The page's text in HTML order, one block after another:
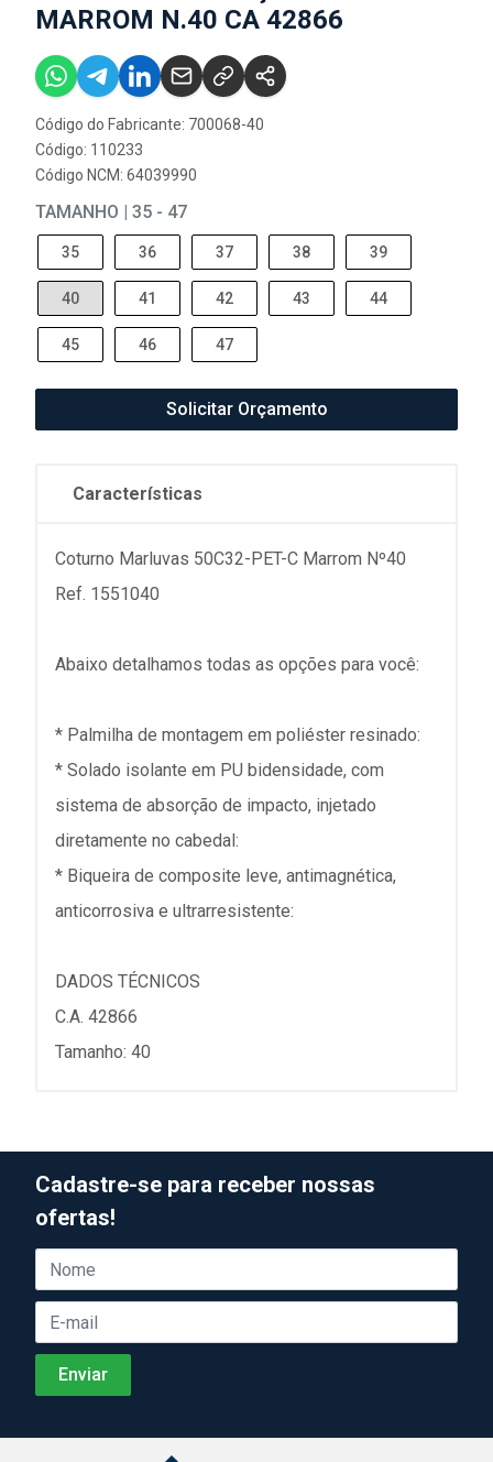
MARROM N.40 CA 42866
Código do Fabricante: 700068-40
Código: 110233
Código NCM: 64039990
TAMANHO | 35 - 47
35 36 37 38 39
40 41 42 43 44
45 46 47
Solicitar Orçamento
Características
Coturno Marluvas 50C32-PET-C Marrom Nº40
Ref. 1551040
Abaixo detalhamos todas as opções para você:
* Palmilha de montagem em poliéster resinado:
* Solado isolante em PU bidensidade, com
sistema de absorção de impacto, injetado
diretamente no cabedal:
* Biqueira de composite leve, antimagnética,
anticorrosiva e ultrarresistente:
DADOS TÉCNICOS
C.A. 42866
Tamanho: 40
Cadastre-se para receber nossas
ofertas!